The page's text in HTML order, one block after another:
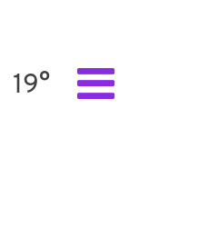
19°